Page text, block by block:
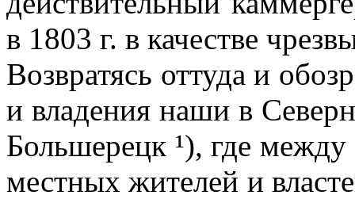
в 1803 г. в качестве
Возвратясь оттуда и
и владения наши в
Большерецк ¹), где
местных жителей и